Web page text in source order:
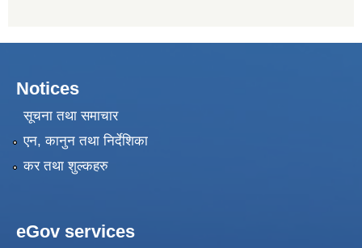
Notices
सूचना तथा समाचार
एन, कानुन तथा निर्देशिका
कर तथा शुल्कहरु
eGov services